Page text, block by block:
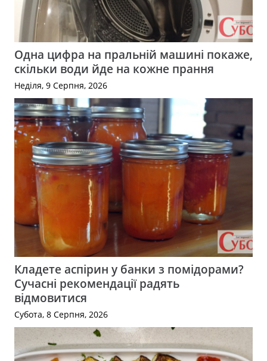
Одна цифра на пральній машині покаже,
скільки води йде на кожне прання
Неділя, 9 Серпня, 2026
Кладете аспірин у банки з помідорами?
Сучасні рекомендації радять
відмовитися
Субота, 8 Серпня, 2026